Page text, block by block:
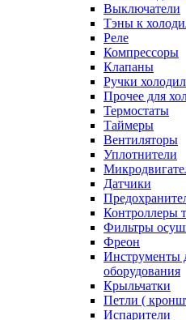
Выключатели
Тэны к
Реле
Компрессоры
Клапаны
Ручки
Прочее для
Термостаты
Таймеры
Вентиляторы
Уплотнители
Датчики
Контроллеры
Фильтры
Фреон
Инструменты
оборудования
Крыльчатки
Петли (
Испарители